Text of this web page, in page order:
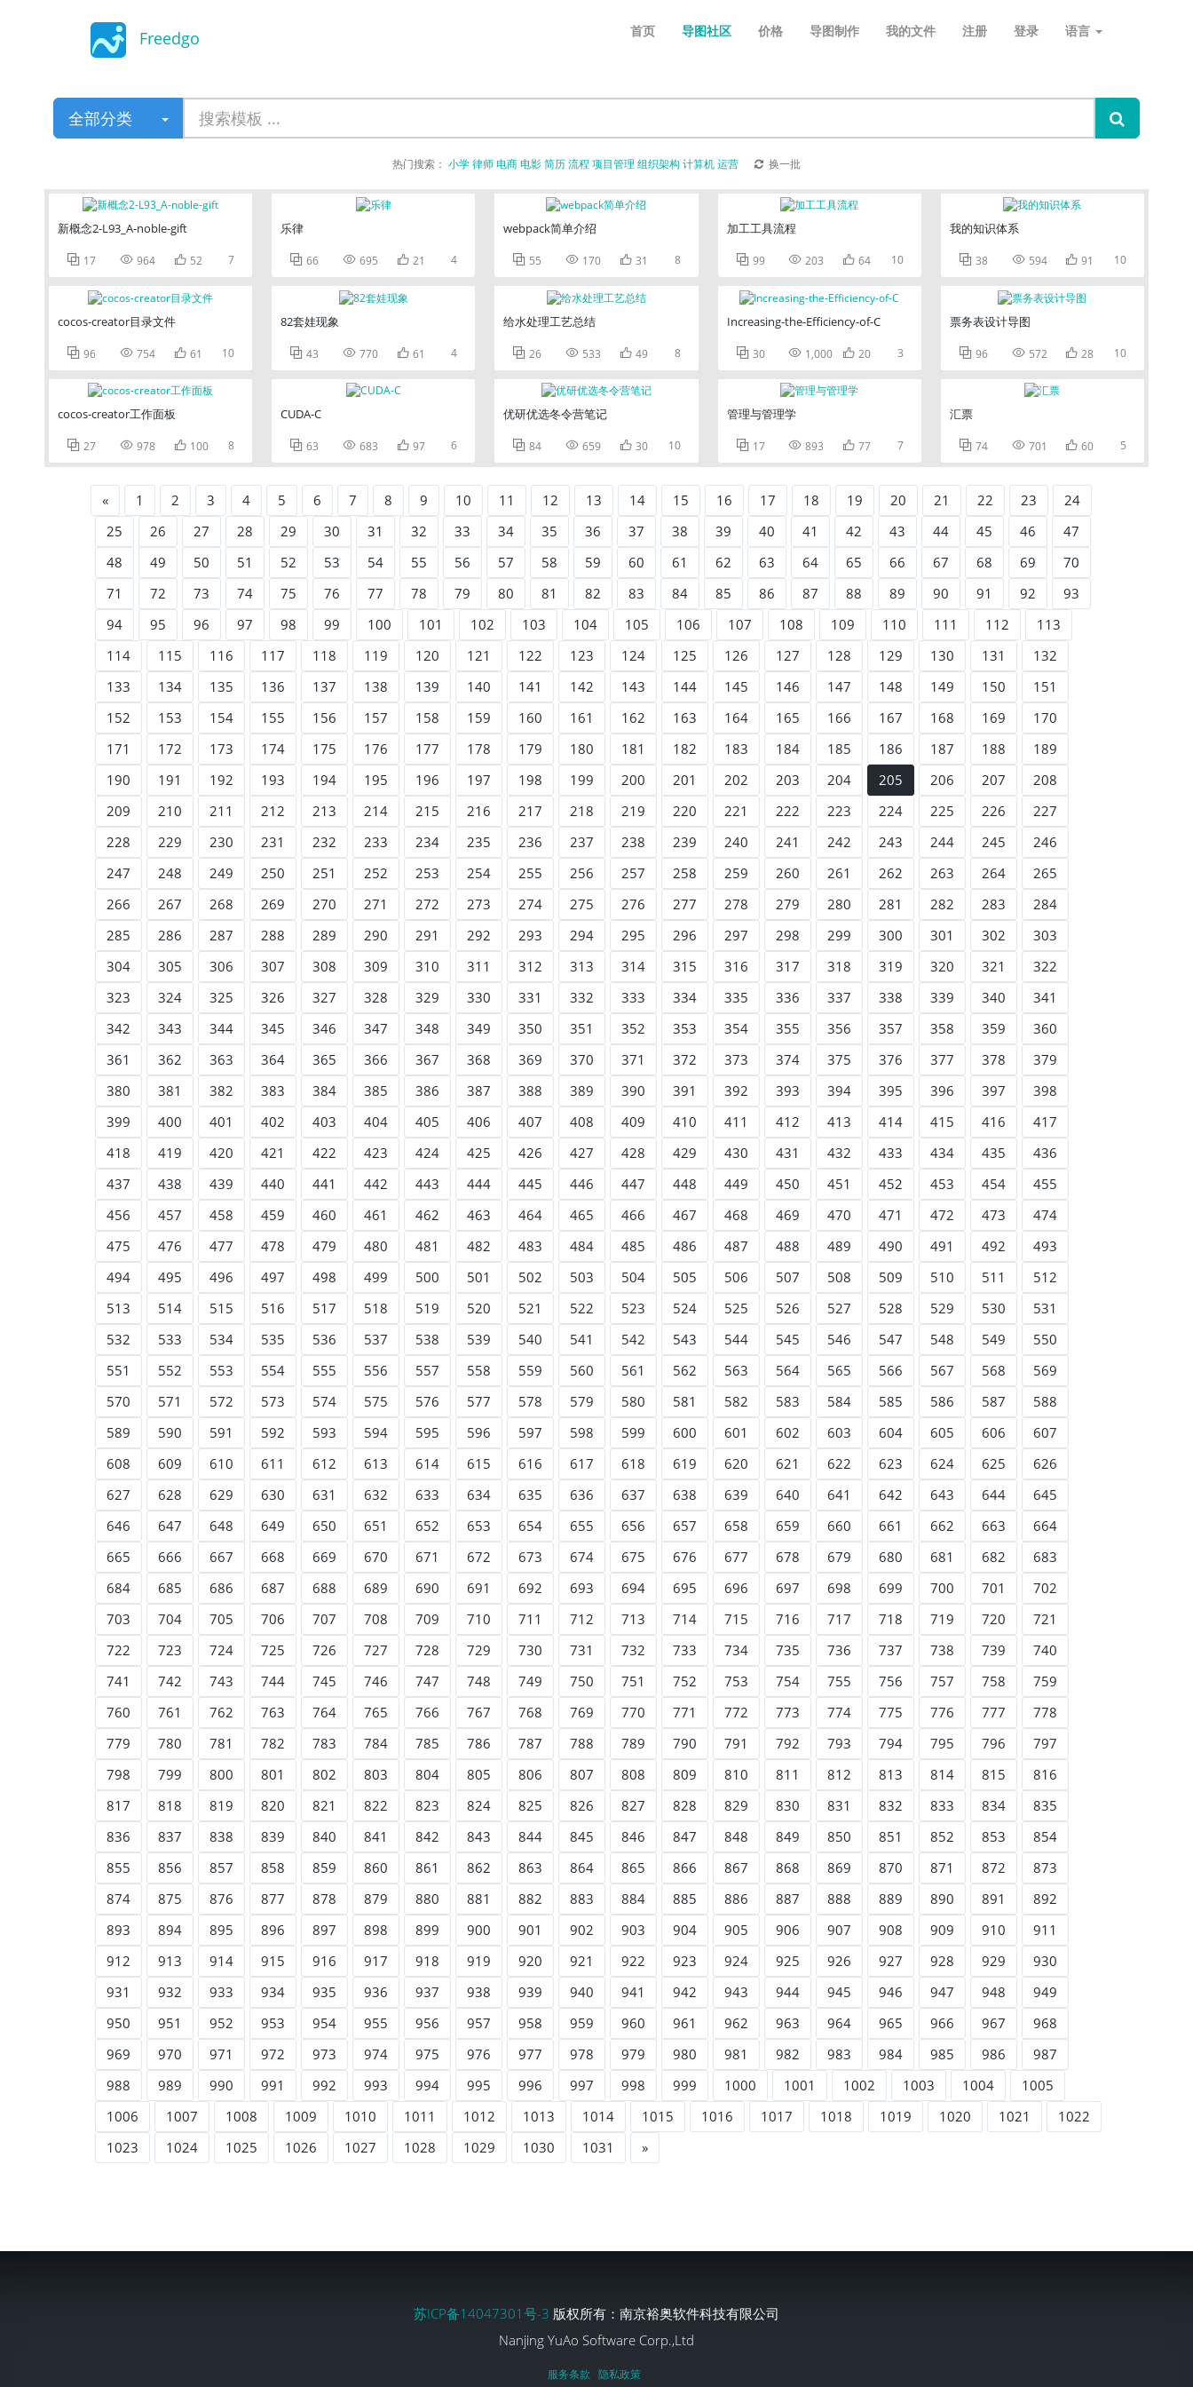
Freedgo 首页 导图社区 价格 导图制作 我的文件 注册 登录 语言
全部分类
热门搜索： 小学律师电商电影简历流程 项目管理 组织架构 计算机运营 换一批
新概念2-L93_A-noble-gift
 17  964  52 7
cocos-creator目录文件
 96  754  61 10
cocos-creator工作面板
 27  978  100 8
乐律
 66  695  21 4
82套娃现象
 43  770  61 4
CUDA-C
 63  683  97 6
webpack简单介绍
 55  170  31 8
给水处理工艺总结
 26  533  49 8
优研优选冬令营笔记
 84  659  30 10
加工工具流程
 99  203  64 10
Increasing-the-Efficiency-of-C
 30  1,000  20 3
管理与管理学
 17  893  77 7
我的知识体系
 38  594  91 10
票务表设计导图
 96  572  28 10
汇票
 74  701  60 5
« 1 2 3 4 5 6 7 8 9 10 11 12 13 14 15 16 17 18 19 20 21 22 23
24
25
26 27 28 29 30 31 32 33 34 35 36 37 38 39 40 41 42 43 44 45 46
47
48
49 50 51 52 53 54 55 56 57 58 59 60 61 62 63 64 65 66 67 68 69
70
71
72 73 74 75 76 77 78 79 80 81 82 83 84 85 86 87 88 89 90 91 92
93
94
95 96 97 98 99 100 101 102 103 104 105 106 107 108 109 110 111 112
113
114
115 116 117 118 119 120 121 122 123 124 125 126 127 128 129 130 131
132
133
134 135 136 137 138 139 140 141 142 143 144 145 146 147 148 149 150
151
152
153 154 155 156 157 158 159 160 161 162 163 164 165 166 167 168 169
170
171
172 173 174 175 176 177 178 179 180 181 182 183 184 185 186 187 188
189
190
191 192 193 194 195 196 197 198 199 200 201 202 203 204 205 206 207
208
209
210 211 212 213 214 215 216 217 218 219 220 221 222 223 224 225 226
227
228
229 230 231 232 233 234 235 236 237 238 239 240 241 242 243 244 245
246
247
248 249 250 251 252 253 254 255 256 257 258 259 260 261 262 263 264
265
266
267 268 269 270 271 272 273 274 275 276 277 278 279 280 281 282 283
284
285
286 287 288 289 290 291 292 293 294 295 296 297 298 299 300 301 302
303
304
305 306 307 308 309 310 311 312 313 314 315 316 317 318 319 320 321
322
323
324 325 326 327 328 329 330 331 332 333 334 335 336 337 338 339 340
341
342
343 344 345 346 347 348 349 350 351 352 353 354 355 356 357 358 359
360
361
362 363 364 365 366 367 368 369 370 371 372 373 374 375 376 377 378
379
380
381 382 383 384 385 386 387 388 389 390 391 392 393 394 395 396 397
398
399
400 401 402 403 404 405 406 407 408 409 410 411 412 413 414 415 416
417
418
419 420 421 422 423 424 425 426 427 428 429 430 431 432 433 434 435
436
437
438 439 440 441 442 443 444 445 446 447 448 449 450 451 452 453 454
455
456
457 458 459 460 461 462 463 464 465 466 467 468 469 470 471 472 473
474
475
476 477 478 479 480 481 482 483 484 485 486 487 488 489 490 491 492
493
494
495 496 497 498 499 500 501 502 503 504 505 506 507 508 509 510 511
512
513
514 515 516 517 518 519 520 521 522 523 524 525 526 527 528 529 530
531
532
533 534 535 536 537 538 539 540 541 542 543 544 545 546 547 548 549
550
551
552 553 554 555 556 557 558 559 560 561 562 563 564 565 566 567 568
569
570
571 572 573 574 575 576 577 578 579 580 581 582 583 584 585 586 587
588
589
590 591 592 593 594 595 596 597 598 599 600 601 602 603 604 605 606
607
608
609 610 611 612 613 614 615 616 617 618 619 620 621 622 623 624 625
626
627
628 629 630 631 632 633 634 635 636 637 638 639 640 641 642 643 644
645
646
647 648 649 650 651 652 653 654 655 656 657 658 659 660 661 662 663
664
665
666 667 668 669 670 671 672 673 674 675 676 677 678 679 680 681 682
683
684
685 686 687 688 689 690 691 692 693 694 695 696 697 698 699 700 701
702
703
704 705 706 707 708 709 710 711 712 713 714 715 716 717 718 719 720
721
722
723 724 725 726 727 728 729 730 731 732 733 734 735 736 737 738 739
740
741
742 743 744 745 746 747 748 749 750 751 752 753 754 755 756 757 758
759
760
761 762 763 764 765 766 767 768 769 770 771 772 773 774 775 776 777
778
779
780 781 782 783 784 785 786 787 788 789 790 791 792 793 794 795 796
797
798
799 800 801 802 803 804 805 806 807 808 809 810 811 812 813 814 815
816
817
818 819 820 821 822 823 824 825 826 827 828 829 830 831 832 833 834
835
836
837 838 839 840 841 842 843 844 845 846 847 848 849 850 851 852 853
854
855
856 857 858 859 860 861 862 863 864 865 866 867 868 869 870 871 872
873
874
875 876 877 878 879 880 881 882 883 884 885 886 887 888 889 890 891
892
893
894 895 896 897 898 899 900 901 902 903 904 905 906 907 908 909 910
911
912
913 914 915 916 917 918 919 920 921 922 923 924 925 926 927 928 929
930
931
932 933 934 935 936 937 938 939 940 941 942 943 944 945 946 947 948
949
950
951 952 953 954 955 956 957 958 959 960 961 962 963 964 965 966 967
968
969
970 971 972 973 974 975 976 977 978 979 980 981 982 983 984 985 986
987
988
989 990 991 992 993 994 995 996 997 998 999 1000 1001 1002 1003 1004
1005
1006
1007 1008 1009 1010 1011 1012 1013 1014 1015 1016 1017 1018 1019 1020 1021
1022
1023
1024 1025 1026 1027 1028 1029 1030 1031 »
苏ICP备14047301号-3 版权所有：南京裕奥软件科技有限公司
Nanjing YuAo Software Corp.,Ltd
服务条款 隐私政策